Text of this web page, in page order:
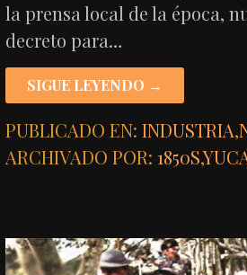
la prensa local de la época,
decreto para…
SIGUE LEYENDO →
PUBLICADO EN:INDUSTRIA,
ARCHIVADO POR:1850S,